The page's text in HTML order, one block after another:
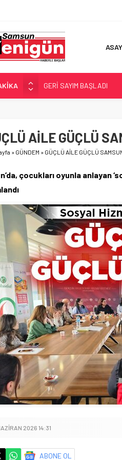
GERİ SAYIM BAŞLADI
SAMSUNSPOR’DA
İŞTE FINDIK FİYATI!
YÖNETİCİ SEÇERKEN
AİLE GÜÇLÜ
» GÜNDEM » GÜÇLÜ AİLE GÜÇLÜ
çocukları oyunla anlayan
2026 14:31
ABONE OL